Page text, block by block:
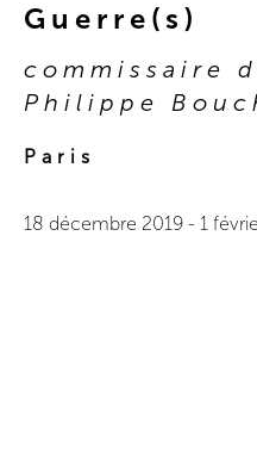
Guerre(s)
commissaire
Philippe
Paris
18 décembre 2019 - 1